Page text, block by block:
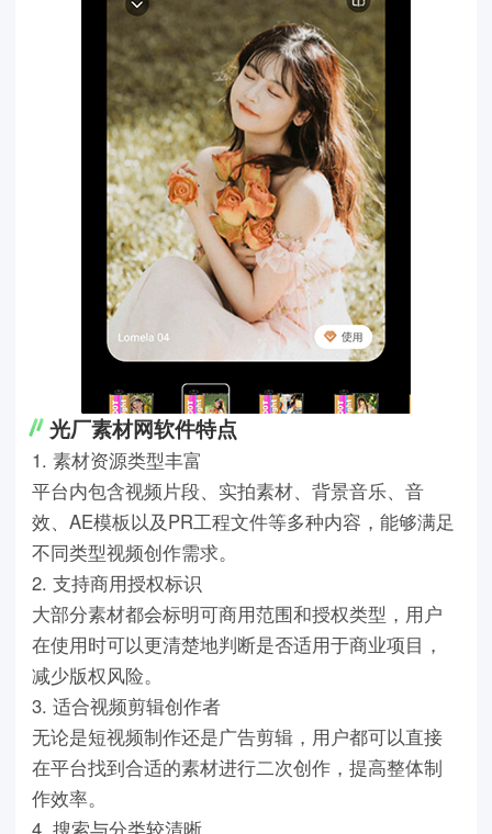
光厂素材网软件特点
1. 素材资源类型丰富
平台内包含视频片段、实拍素材、背景音乐、音
效、AE模板以及PR工程文件等多种内容，能够满足
不同类型视频创作需求。
2. 支持商用授权标识
大部分素材都会标明可商用范围和授权类型，用户
在使用时可以更清楚地判断是否适用于商业项目，
减少版权风险。
3. 适合视频剪辑创作者
无论是短视频制作还是广告剪辑，用户都可以直接
在平台找到合适的素材进行二次创作，提高整体制
作效率。
4. 搜索与分类较清晰